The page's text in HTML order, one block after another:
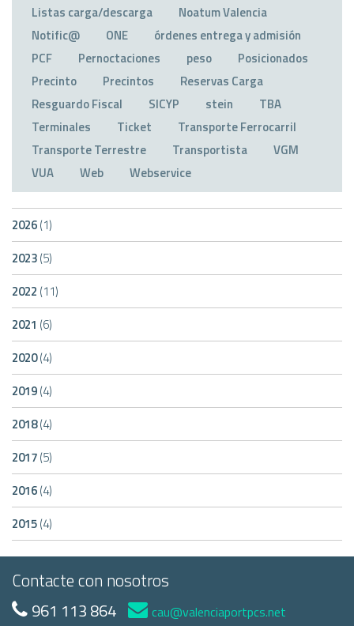
Listas carga/descarga
Noatum Valencia
Notific@
ONE
órdenes entrega y admisión
PCF
Pernoctaciones peso
Posicionados
Precinto
Precintos
Reservas Carga
Resguardo Fiscal
SICYP stein
TBA
Terminales
Ticket
Transporte Ferrocarril
Transporte Terrestre
Transportista
VGM
VUA
Web Webservice
2026(1)
2023(5)
2022 (11)
2021 (6)
2020(4)
2019(4)
2018(4)
2017(5)
2016(4)
2015(4)
Contacte con nosotros
961 113 864 cau@valenciaportpcs.net